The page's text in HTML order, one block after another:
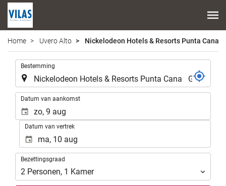
Home Uvero Alto Nickelodeon Hotels & Resorts Punta Cana
Bestemming
Datum van aankomst
Datum van vertrek
Bezettingsgraad
Bezettingsgraad
2 Personen, 1 Kamer